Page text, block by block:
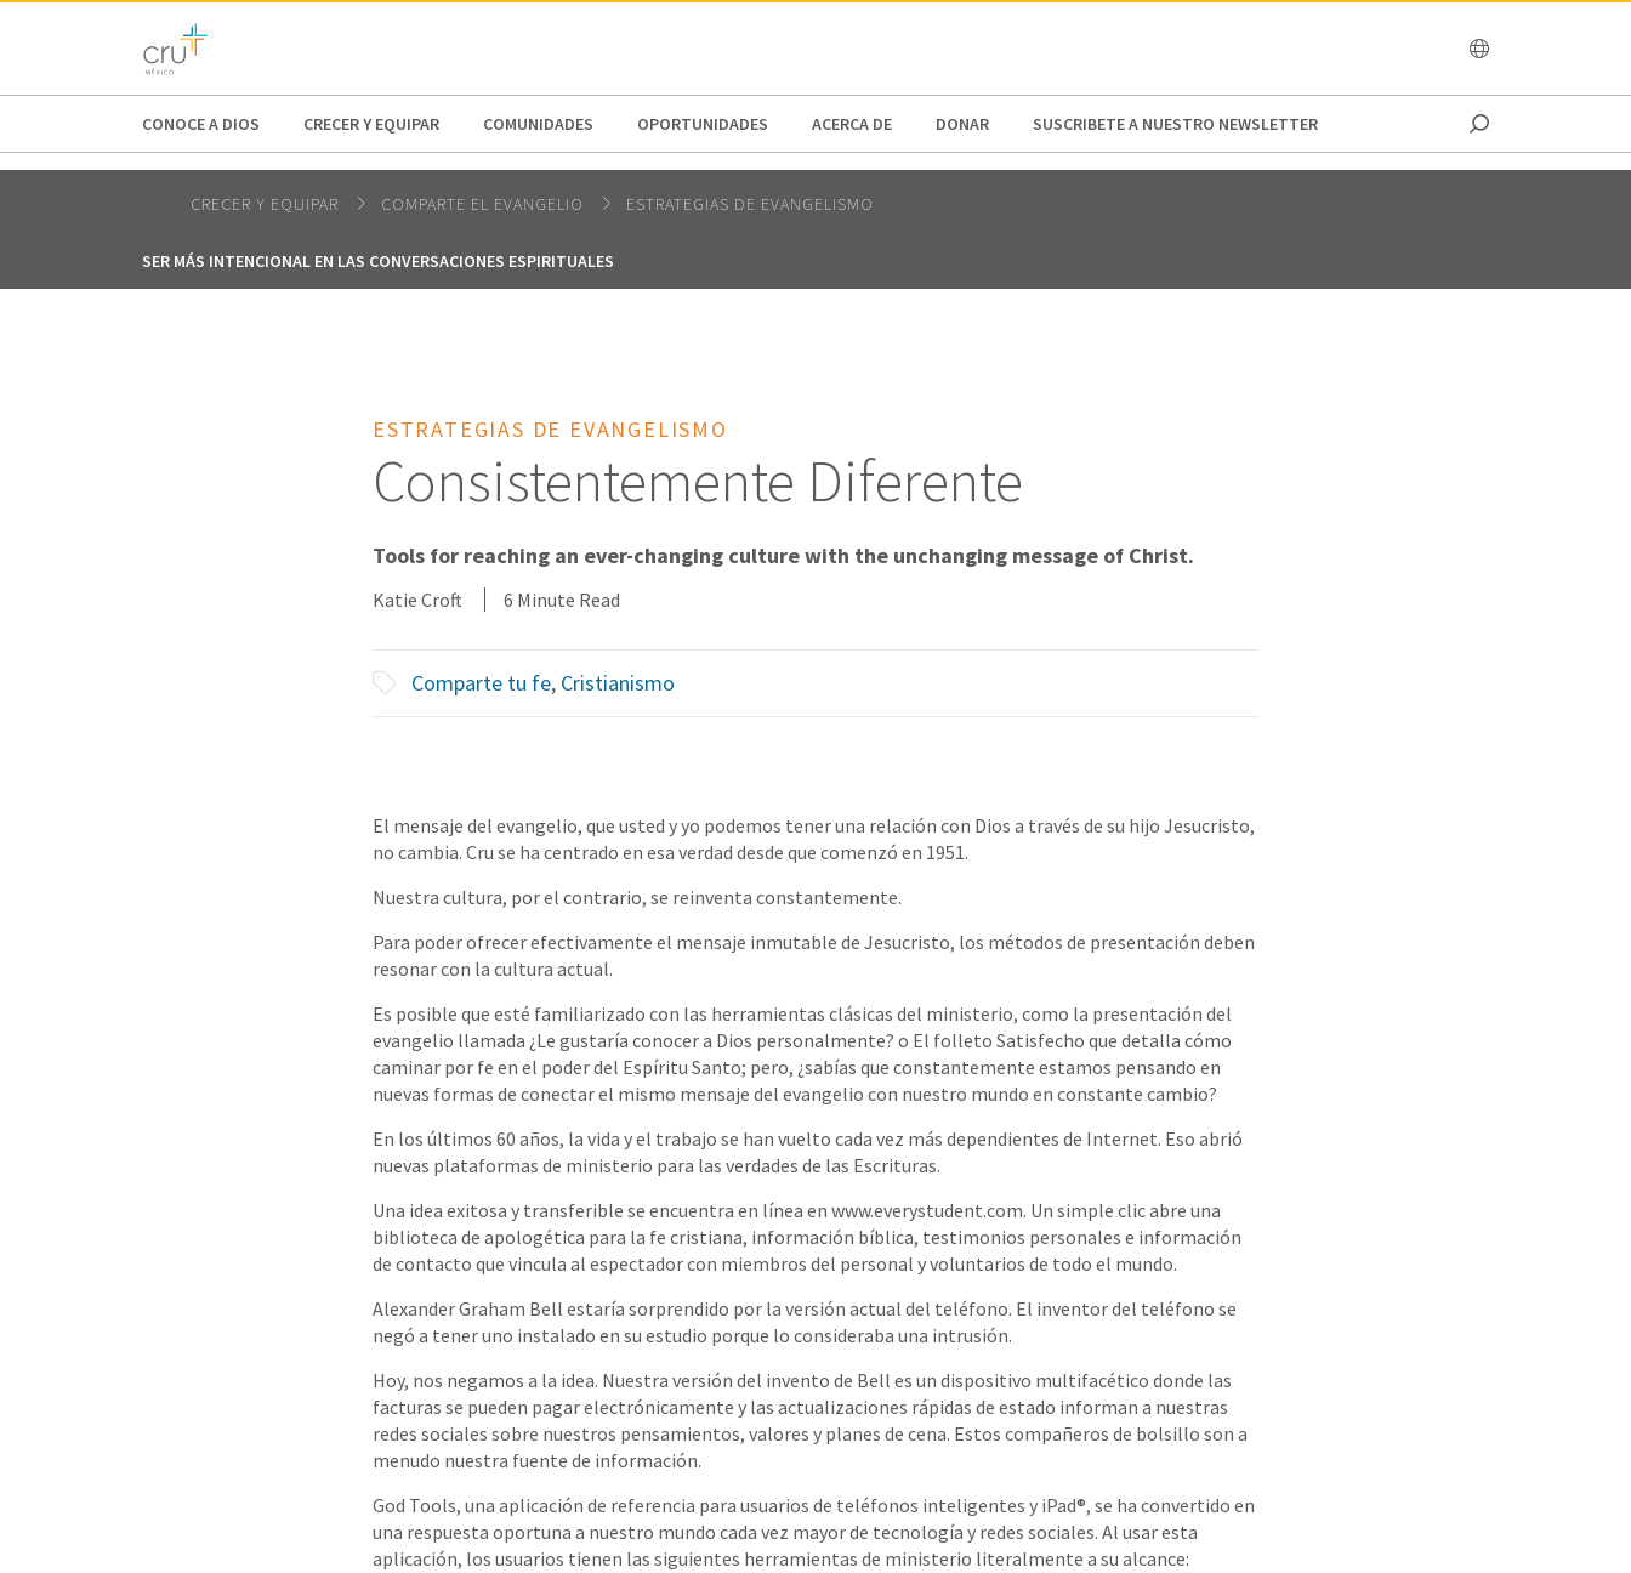
AFRICA
CONOCE A DIOS CRECER Y EQUIPAR COMUNIDADES OPORTUNIDADES ACERCA DE DONAR SUSCRIBETE A NUESTRO NEWSLETTER
CRECER Y EQUIPAR COMPARTE EL EVANGELIO ESTRATEGIAS DE EVANGELISMO
SER MÁS INTENCIONAL EN LAS CONVERSACIONES ESPIRITUALES
ESTRATEGIAS DE EVANGELISMO
Consistentemente Diferente
Tools for reaching an ever-changing culture with the unchanging message of Christ.
Katie Croft 6 Minute Read
Comparte tu fe, Cristianismo
El mensaje del evangelio, que usted y yo podemos tener una relación con Dios a través de su hijo Jesucristo,
no cambia. Cru se ha centrado en esa verdad desde que comenzó en 1951.
Nuestra cultura, por el contrario, se reinventa constantemente.
Para poder ofrecer efectivamente el mensaje inmutable de Jesucristo, los métodos de presentación deben
resonar con la cultura actual.
Es posible que esté familiarizado con las herramientas clásicas del ministerio, como la presentación del
evangelio llamada ¿Le gustaría conocer a Dios personalmente? o El folleto Satisfecho que detalla cómo
caminar por fe en el poder del Espíritu Santo; pero, ¿sabías que constantemente estamos pensando en
nuevas formas de conectar el mismo mensaje del evangelio con nuestro mundo en constante cambio?
En los últimos 60 años, la vida y el trabajo se han vuelto cada vez más dependientes de Internet. Eso abrió
nuevas plataformas de ministerio para las verdades de las Escrituras.
Una idea exitosa y transferible se encuentra en línea en www.everystudent.com. Un simple clic abre una
biblioteca de apologética para la fe cristiana, información bíblica, testimonios personales e información
de contacto que vincula al espectador con miembros del personal y voluntarios de todo el mundo.
Alexander Graham Bell estaría sorprendido por la versión actual del teléfono. El inventor del teléfono se
negó a tener uno instalado en su estudio porque lo consideraba una intrusión.
Hoy, nos negamos a la idea. Nuestra versión del invento de Bell es un dispositivo multifacético donde las
facturas se pueden pagar electrónicamente y las actualizaciones rápidas de estado informan a nuestras
redes sociales sobre nuestros pensamientos, valores y planes de cena. Estos compañeros de bolsillo son a
menudo nuestra fuente de información.
God Tools, una aplicación de referencia para usuarios de teléfonos inteligentes y iPad®, se ha convertido en
una respuesta oportuna a nuestro mundo cada vez mayor de tecnología y redes sociales. Al usar esta
aplicación, los usuarios tienen las siguientes herramientas de ministerio literalmente a su alcance: